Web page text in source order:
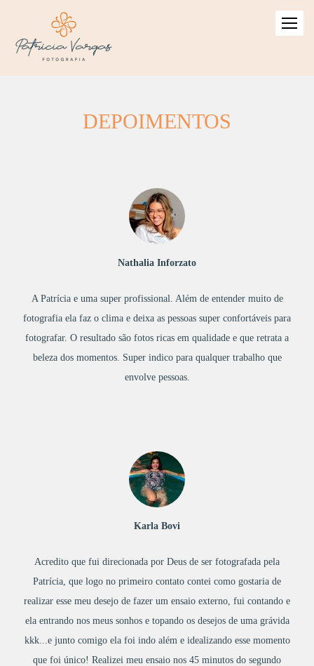
DEPOIMENTOS
A Patrícia e uma super profissional. Além de entender muito de
fotografia ela faz o clima e deixa as pessoas super confortáveis para
fotografar. O resultado são fotos ricas em qualidade e que retrata a
beleza dos momentos. Super indico para qualquer trabalho que
envolve pessoas.
Nathalia Inforzato
Acredito que fui direcionada por Deus de ser fotografada pela
Patrícia, que logo no primeiro contato contei como gostaria de
realizar esse meu desejo de fazer um ensaio externo, fui contando e
ela entrando nos meus sonhos e topando os desejos de uma grávida
kkk...e junto comigo ela foi indo além e idealizando esse momento
que foi único! Realizei meu ensaio nos 45 minutos do segundo
Karla Bovi